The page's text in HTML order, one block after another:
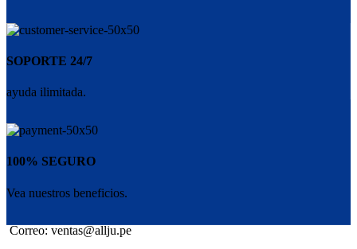
SOPORTE 24/7
ayuda ilimitada.
100% SEGURO
Vea nuestros beneficios.
Correo: ventas@allju.pe